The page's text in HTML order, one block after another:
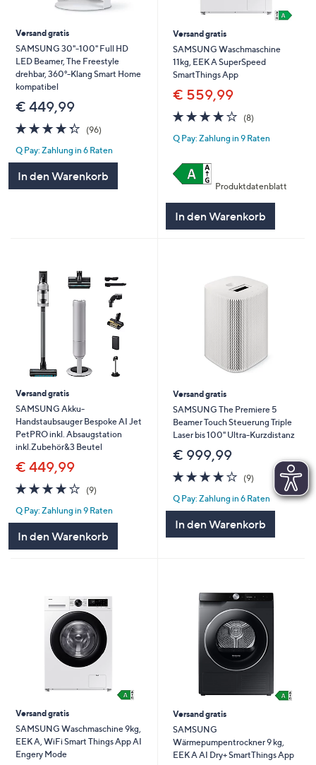
Versand gratis
SAMSUNG 30"-100" Full HD
LED Beamer, The Freestyle
drehbar, 360°-Klang Smart Home
kompatibel
€ 449,99
4.3
von
5
(96)
Q Pay: Zahlung in 6 Raten
In den Warenkorb
Versand gratis
SAMSUNG Waschmaschine
11kg, EEK A SuperSpeed
SmartThings App
€ 559,99
4.1
von
5
(8)
Q Pay: Zahlung in 9 Raten
Produktdatenblatt
In den Warenkorb
Versand gratis
SAMSUNG Akku-
Handstaubsauger Bespoke AI Jet
PetPRO inkl. Absaugstation
inkl.Zubehör&3 Beutel
€ 449,99
4.1
von
5
(9)
Q Pay: Zahlung in 9 Raten
In den Warenkorb
Versand gratis
SAMSUNG The Premiere 5
Beamer Touch Steuerung Triple
Laser bis 100" Ultra-Kurzdistanz
€ 999,99
4.1
von
5
(9)
Bewertungen
Q Pay: Zahlung in 6 Raten
In den Warenkorb
Versand gratis
SAMSUNG Waschmaschine 9kg,
EEK A, WiFi Smart Things App AI
Engery Mode
Versand gratis
SAMSUNG
Wärmepumpentrockner 9 kg,
EEK A AI Dry+ SmartThings App